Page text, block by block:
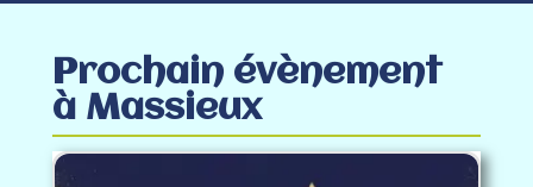
Prochain évènement
à Massieux